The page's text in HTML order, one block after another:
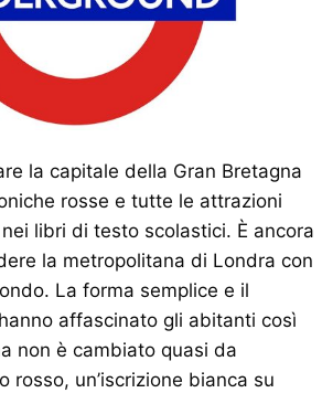
la capitale della Gran Bretagna
rosse e tutte le attrazioni
libri di testo scolastici. È ancora
la metropolitana di Londra con
La forma semplice e il
affascinato gli abitanti così
non è cambiato quasi da
rosso, un’iscrizione bianca su